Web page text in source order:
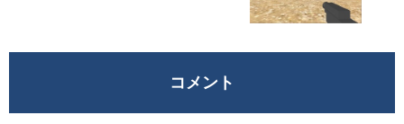
コメント